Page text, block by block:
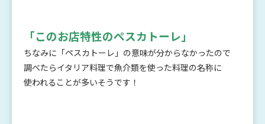
「このお店特性のペスカトーレ」
ちなみに「ペスカトーレ」の意味が分からなかったので
調べたらイタリア料理で魚介類を使った料理の名称に
使われることが多いそうです！